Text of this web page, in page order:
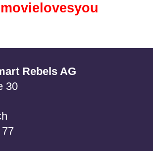
Rebels AG
30